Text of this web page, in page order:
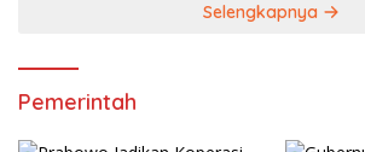
Selengkapnya
Pemerintah